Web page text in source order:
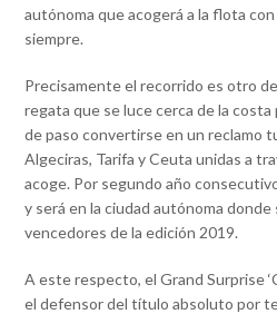
autónoma que acogerá a la flota
siempre.
Precisamente el recorrido es otro
regata que se luce cerca de la
de paso convertirse en un reclamo
Algeciras, Tarifa y Ceuta unidas a
acoge. Por segundo año
y será en la ciudad autónoma donde
vencedores de la edición 2019.
A este respecto, el Grand Surprise
el defensor del título absoluto por